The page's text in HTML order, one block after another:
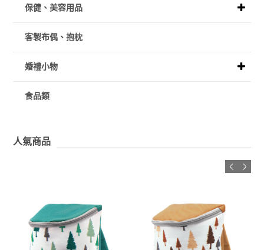
保健、美容用品
客製布偶、抱枕
婚禮小物
食品類
人氣商品